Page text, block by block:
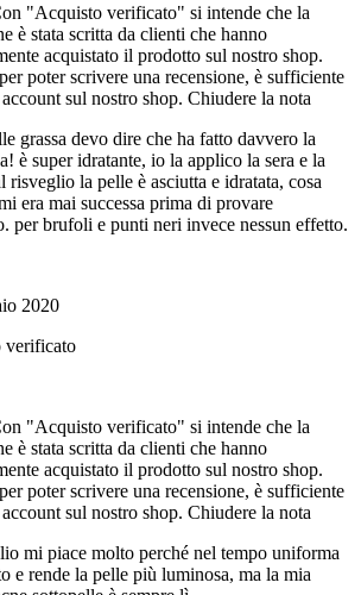
"Acquisto verificato" si intende che la
è stata scritta da clienti che hanno
acquistato il prodotto sul nostro shop.
poter scrivere una recensione, è sufficiente
sul nostro shop. Chiudere la nota
grassa devo dire che ha fatto davvero la
è super idratante, io la applico la sera e la
risveglio la pelle è asciutta e idratata, cosa
era mai successa prima di provare
per brufoli e punti neri invece nessun effetto.
2020
verificato
"Acquisto verificato" si intende che la
è stata scritta da clienti che hanno
acquistato il prodotto sul nostro shop.
poter scrivere una recensione, è sufficiente
sul nostro shop. Chiudere la nota
mi piace molto perché nel tempo uniforma
e rende la pelle più luminosa, ma la mia